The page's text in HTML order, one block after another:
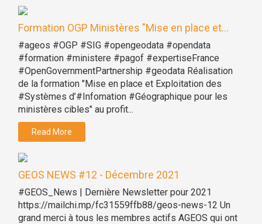
Formation OGP Ministères "Mise en place et...
#ageos #OGP #SIG #opengeodata #opendata
#formation #ministere #pagof #expertiseFrance
#OpenGovernmentPartnership #geodata Réalisation
de la formation "Mise en place et Exploitation des
#Systèmes d’#Infomation #Géographique pour les
ministères cibles" au profit...
Read More
GEOS NEWS #12 - Décembre 2021
#GEOS_News | Dernière Newsletter pour 2021
https://mailchi.mp/fc31559ffb88/geos-news-12 Un
grand merci à tous les membres actifs AGEOS qui ont